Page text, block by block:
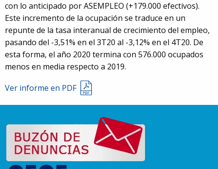
5980674
con lo anticipado por ASEMPLEO (+179.000 efectivos).
Este incremento de la ocupación se traduce en un
repunte de la tasa interanual de crecimiento del empleo,
pasando del -3,51% en el 3T20 al -3,12% en el 4T20. De
esta forma, el año 2020 termina con 576.000 ocupados
menos en media respecto a 2019.
Ver informe en PDF